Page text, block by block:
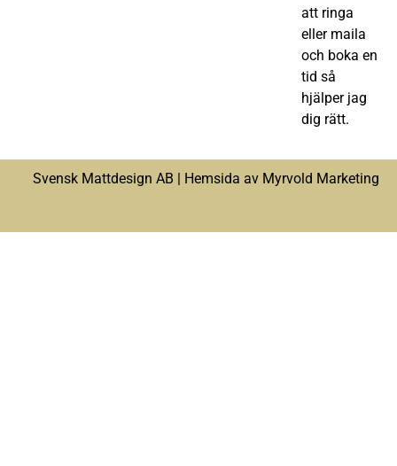
att ringa
eller maila
och boka en
tid så
hjälper jag
dig rätt.
Svensk Mattdesign AB | Hemsida av Myrvold Marketing